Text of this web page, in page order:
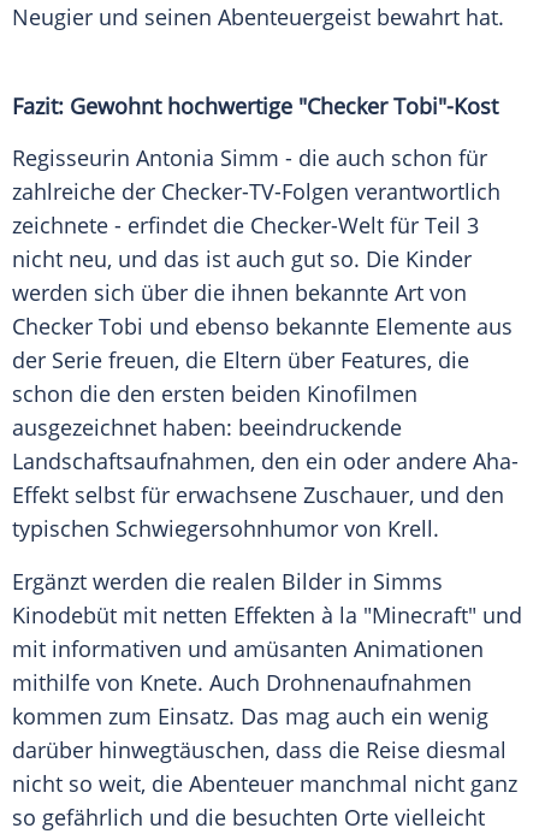
Neugier und seinen Abenteuergeist bewahrt hat.
Fazit: Gewohnt hochwertige "Checker Tobi"-Kost
Regisseurin Antonia Simm - die auch schon für
zahlreiche der Checker-TV-Folgen verantwortlich
zeichnete - erfindet die Checker-Welt für Teil 3
nicht neu, und das ist auch gut so. Die Kinder
werden sich über die ihnen bekannte Art von
Checker Tobi und ebenso bekannte Elemente aus
der Serie freuen, die Eltern über Features, die
schon die den ersten beiden Kinofilmen
ausgezeichnet haben: beeindruckende
Landschaftsaufnahmen, den ein oder andere Aha-
Effekt selbst für erwachsene Zuschauer, und den
typischen Schwiegersohnhumor von Krell.
Ergänzt werden die realen Bilder in Simms
Kinodebüt mit netten Effekten à la "Minecraft" und
mit informativen und amüsanten Animationen
mithilfe von Knete. Auch Drohnenaufnahmen
kommen zum Einsatz. Das mag auch ein wenig
darüber hinwegtäuschen, dass die Reise diesmal
nicht so weit, die Abenteuer manchmal nicht ganz
so gefährlich und die besuchten Orte vielleicht